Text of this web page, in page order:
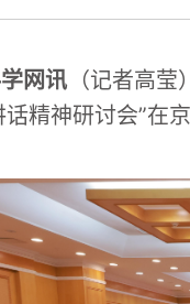
网讯 （记者高
话精神研讨会”